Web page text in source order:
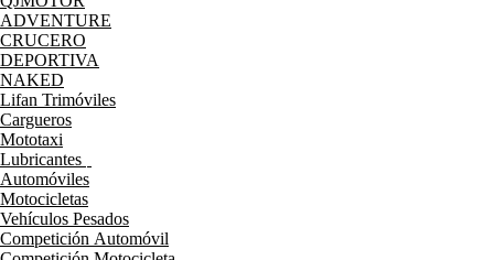
ADVENTURE
CRUCERO
DEPORTIVA
NAKED
Lifan Trimóviles
Cargueros
Mototaxi
Lubricantes
Automóviles
Motocicletas
Vehículos Pesados
Competición Automóvil